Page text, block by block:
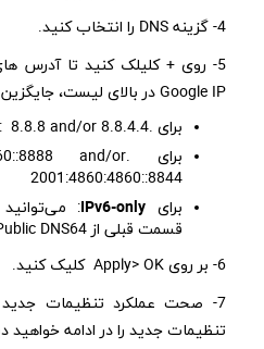
4- گزینه DNS را انتخاب کنید.
5- روی + کلیلک کنید تا آدرس
Google IP در بالای لیست، جایگزین یا اضافه شود:
برای .: 8.8.8 and/or 8.8.4.4
برای .and/or
2001:4860:4860::8844
برای IPv6-only
قسمت قبلی از Google Public DNS64 استفاده کنید.
6- بر روی Apply> OK کلیک کنید.
7- صحت عملکرد تنظیمات
تنظیمات جدید را در ادامه خواهید